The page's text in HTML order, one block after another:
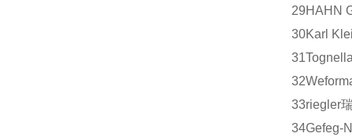
29HAHN
30Karl
31
32
33riegler
34Gefeg-